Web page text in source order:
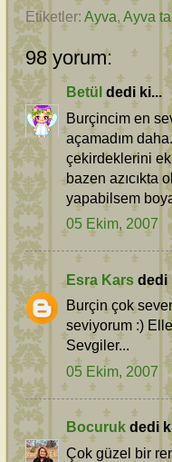
Etiketler: Ayva, Ayva
98 yorum:
Betül dedi ki...
Burçincim en
açamadım
çekirdeklerini
bazen azıcıkta
yapabilsem
05 Ekim, 2007
Esra Kars dedi
Burçin çok
seviyorum :)
Sevgiler...
05 Ekim, 2007
Bocuruk dedi
Çok güzel bir